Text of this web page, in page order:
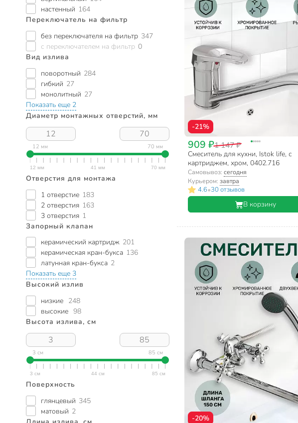
настенный 164
Переключатель на фильтр
без переключателя на фильтр 347
с переключателем на фильтр 0
Вид излива
поворотный 284
гибкий 27
монолитный 27
Показать еще 2
Диаметр монтажных отверстий, мм
12 мм 70 мм
Отверстия для монтажа
1 отверстие 183
2 отверстия 163
3 отверстия 1
Запорный клапан
керамический картридж 201
керамическая кран-букса 136
латунная кран-букса 2
Показать еще 3
Высокий излив
низкие 248
высокие 98
Высота излива, см
3 см 85 см
Поверхность
глянцевый 345
матовый 2
-21%
909 ₽1 147 ₽
Смеситель для кухни, Istok life, с
картриджем, хром, 0402.716
Самовывоз: сегодня
Курьером: завтра
4.6•30 отзывов
В корзину
-20%